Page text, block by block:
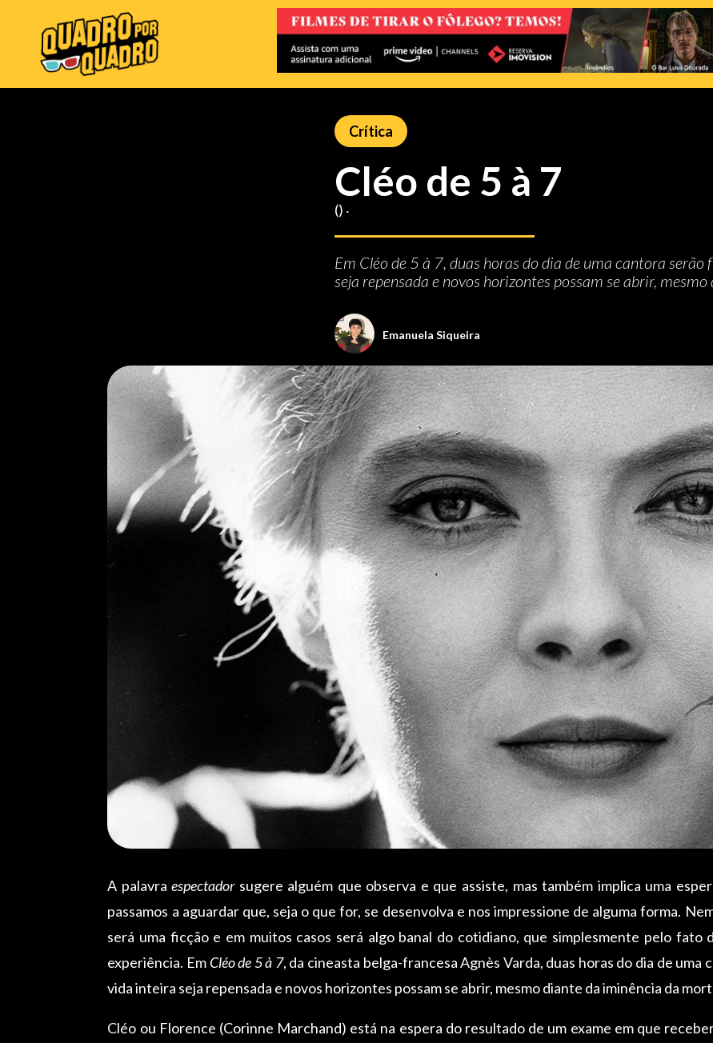
Crítica
Cléo de 5 à 7
() ‧
Em Cléo de 5 à 7, duas horas do dia de uma cantora
seja repensada e novos horizontes possam se abrir,
Emanuela Siqueira
A palavraespectadorsugere alguém que observa e que assiste, mas também implica uma
passamos a aguardar que, seja o que for, se desenvolva e nos impressione de alguma forma.
será uma ficção e em muitos casos será algo banal do cotidiano, que simplesmente pelo
experiência. Em Cléo de 5 à 7, da cineasta belga-francesa Agnès Varda, duas horas do dia de
vida inteira seja repensada e novos horizontes possam se abrir, mesmo diante da iminência da
Cléo ou Florence (Corinne Marchand) está na espera do resultado de um exame em que